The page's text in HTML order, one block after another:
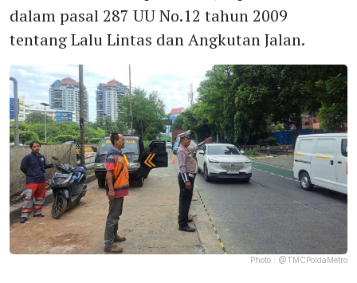
dalam pasal 287 UU No.12 tahun 2009
tentang Lalu Lintas dan Angkutan Jalan.
Photo : @TMCPoldaMetro